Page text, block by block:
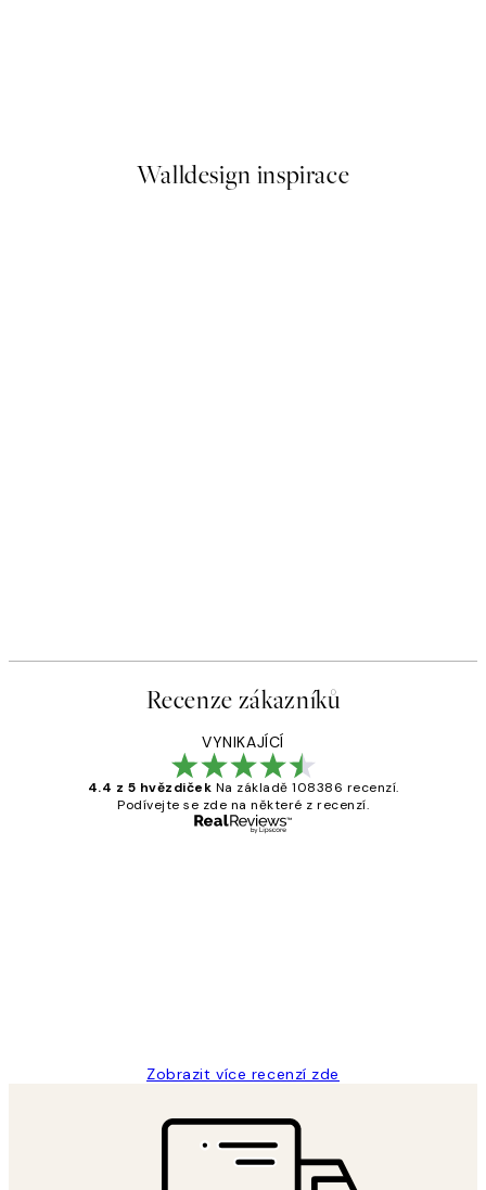
Walldesign inspirace
Recenze zákazníků
VYNIKAJÍCÍ
4.4 z 5 hvězdiček Na základě 108386 recenzí.
Podívejte se zde na některé z recenzí.
Zobrazit více recenzí zde